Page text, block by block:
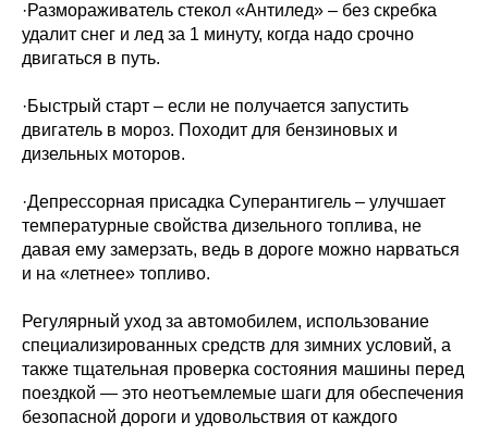
·Размораживатель стекол «Антилед» – без скребка
удалит снег и лед за 1 минуту, когда надо срочно
двигаться в путь.
·Быстрый старт – если не получается запустить
двигатель в мороз. Походит для бензиновых и
дизельных моторов.
·Депрессорная присадка Суперантигель – улучшает
температурные свойства дизельного топлива, не
давая ему замерзать, ведь в дороге можно нарваться
и на «летнее» топливо.
Регулярный уход за автомобилем, использование
специализированных средств для зимних условий, а
также тщательная проверка состояния машины перед
поездкой — это неотъемлемые шаги для обеспечения
безопасной дороги и удовольствия от каждого